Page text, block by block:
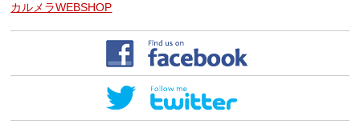
カルメラWEBSHOP